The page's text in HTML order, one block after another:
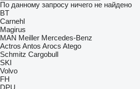
По данному запросу ничего не найдено
BT
Carnehl
Magirus
MAN Meiller Mercedes-Benz
Actros Antos Arocs Atego
Schmitz Cargobull
SKI
Volvo
FH
DPU